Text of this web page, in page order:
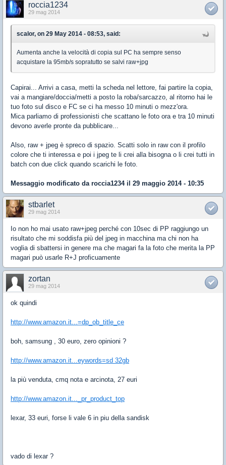
roccia1234
29 mag 2014
scalor, on 29 May 2014 - 08:53, said:
Aumenta anche la velocità di copia sul PC ha sempre senso
acquistare la 95mb/s sopratutto se salvi raw+jpg
Capirai... Arrivi a casa, metti la scheda nel lettore, fai partire la copia,
vai a mangiare/doccia/metti a posto la roba/sarcazzo, al ritorno hai le
tuo foto sul disco e FC se ci ha messo 10 minuti o mezz'ora.
Mica parliamo di professionisti che scattano le foto ora e tra 10 minuti
devono averle pronte da pubblicare...
Also, raw + jpeg è spreco di spazio. Scatti solo in raw con il profilo
colore che ti interessa e poi i jpeg te li crei alla bisogna o li crei tutti in
batch con due click quando scarichi le foto.
Messaggio modificato da roccia1234il 29 maggio 2014 - 10:35
stbarlet
29 mag 2014
Io non ho mai usato raw+jpeg perché con 10sec di PP raggiungo un
risultato che mi soddisfa più del jpeg in macchina ma chi non ha
voglia di sbattersi in genere ma che magari fa la foto che merita la PP
magari può usarle R+J proficuamente
zortan
29 mag 2014
ok quindi
http://www.amazon.it...=dp_ob_title_ce
boh, samsung , 30 euro, zero opinioni ?
http://www.amazon.it...eywords=sd 32gb
la più venduta, cmq nota e arcinota, 27 euri
http://www.amazon.it..._pr_product_top
lexar, 33 euri, forse li vale 6 in piu della sandisk
vado di lexar ?